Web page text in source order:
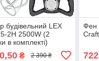
будівельний LEX
2H 2500W (2
в комплекті)
₴ 2 390 ₴
Фен
722